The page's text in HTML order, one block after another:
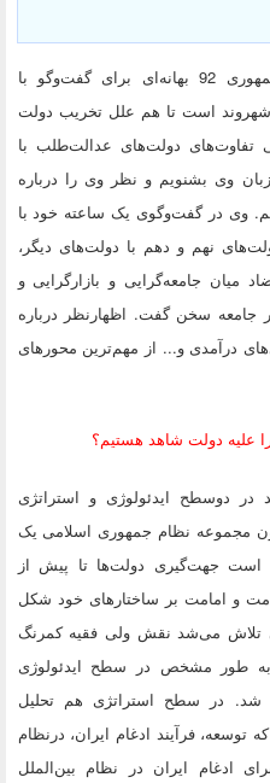
نزدیکی به زمان انتخابات ریاست جمهوری 92 بهانه‌ای برای گفت‌وگو با
شهروند است تا هم علل تخریب دولت
تفاوت‌های دولت‌های عدالت‌طلب با
وی بشنویم و نظر وی را درباره
وی در گفت‌وگوی یک ساعته خود با
نهم و دهم با دولت‌های دیگر،
جامعه‌گرایی و بازارگرایی و
سخن گفت. اظهارنظر درباره
درآمدی و... از مهم‌ترین محورهای
در دوسطح ایدئولوژی و استراتژی
مجموعه نظام جمهوری اسلامی یک
است جهت‌گیری دولت‌ها تا پیش از
و امامت بر ساختارهای خود شکل
تلاش می‌شد نقش ولی فقیه کمرنگ
باشد. این اتفاق از سال 68 تا 84 به طور مشخص در سطح ایدئولوژی
شد. در سطح استراتژی هم تحلیل
فرآیند ادغام ایران، درنظام
ادغام ایران در نظام بین‌الملل